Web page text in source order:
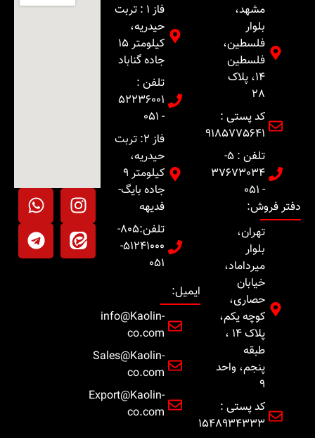
مشهد،
بلوار
فلسطین،
فلسطین
14، پلاک
28
کد پستی :
9185775641
تلفن : 5-
37673034
- 051
دفتر فروش:
تهران،
بلوار
میرداماد،
خیابان
حصاری،
کوچه یکم،
پلاک 14 ،
طبقه
پنجم، واحد
9
کد پستی :
1548934333
فاز 1 : تربت
حیدریه،
کیلومتر 15
جاده گناباد
تلفن :
52236001
- 051
فاز 2: تربت
حیدریه،
کیلومتر 9
جاده بایگ-
فدیهه
تلفن:805-
51241000-
051
ایمیل:
info@Kaolin-
co.com
Sales@Kaolin-
co.com
Export@Kaolin-
co.com